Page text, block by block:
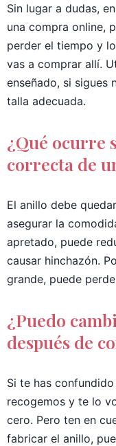
Sin lugar a dudas,
una compra online,
perder el tiempo y
vas a comprar allí.
enseñado, si sigues
talla adecuada.
¿Qué ocurre
correcta de
El anillo debe
asegurar la
apretado, puede
causar hinchazón.
grande, puede
¿Puedo
después de
Si te has
recogemos y te lo
cero. Pero ten en
fabricar el anillo,